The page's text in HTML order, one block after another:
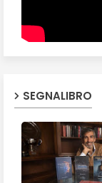
SEGNALIBRO